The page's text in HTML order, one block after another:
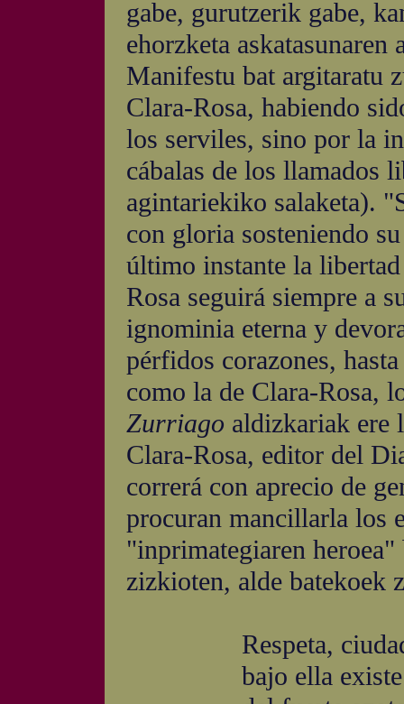
gabe, gurutzerik gabe,
ehorzketa
Manifestu bat argitaratu
Clara-Rosa, habiendo
los serviles, sino por la
cábalas de los llamados
agintariekiko salaketa).
con gloria sosteniendo
último instante la
Rosa seguirá siempre a
ignominia eterna y
pérfidos corazones,
como la de Clara-Rosa,
Zurriago aldizkariak ere
Clara-Rosa, editor del
correrá con aprecio de
procuran mancillarla los
"inprimategiaren heroea"
zizkioten, alde batekoek
Respeta,
bajo ella existe la